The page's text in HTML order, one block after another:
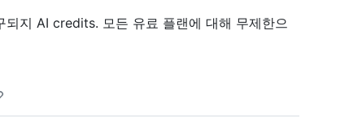
지 AI credits. 모든 유료 플랜에 대해 무제한으